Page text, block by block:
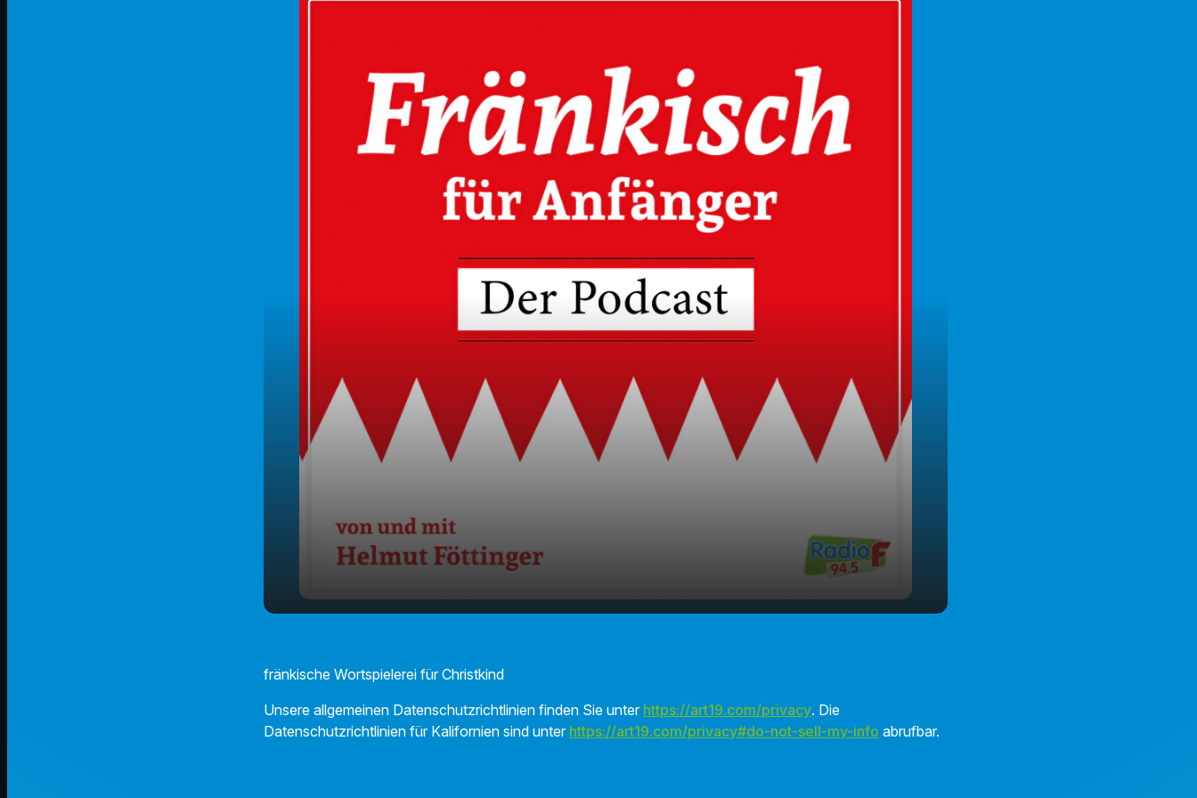
fränkische Wortspielerei für Christkind
Unsere allgemeinen Datenschutzrichtlinien finden Sie unter https://art19.com/privacy. Die
Datenschutzrichtlinien für Kalifornien sind unter https://art19.com/privacy#do-not-sell-my-info abrufbar.